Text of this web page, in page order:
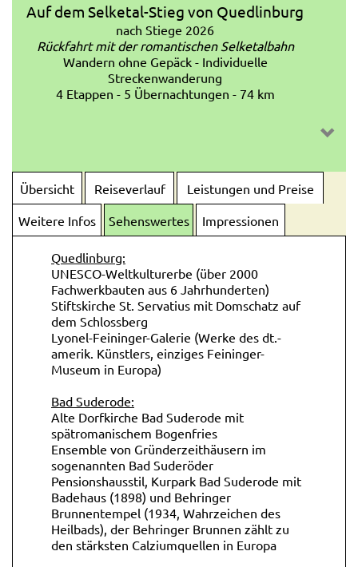
Auf dem Selketal-Stieg von Quedlinburg
nach Stiege 2026
Rückfahrt mit der romantischen Selketalbahn
Wandern ohne Gepäck - Individuelle
Streckenwanderung
4 Etappen - 5 Übernachtungen - 74 km
Übersicht Reiseverlauf
Leistungen und Preise
Weitere Infos
Sehenswertes Impressionen
Quedlinburg:
UNESCO-Weltkulturerbe (über 2000
Fachwerkbauten aus 6 Jahrhunderten)
Stiftskirche St. Servatius mit Domschatz auf
dem Schlossberg
Lyonel-Feininger-Galerie (Werke des dt.-
amerik. Künstlers, einziges Feininger-
Museum in Europa)
Bad Suderode:
Alte Dorfkirche Bad Suderode mit
spätromanischem Bogenfries
Ensemble von Gründerzeithäusern im
sogenannten Bad Suderöder
Pensionshausstil, Kurpark Bad Suderode mit
Badehaus (1898) und Behringer
Brunnentempel (1934, Wahrzeichen des
Heilbads), der Behringer Brunnen zählt zu
den stärksten Calziumquellen in Europa